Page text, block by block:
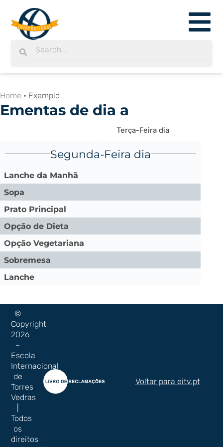
content
Search
Home • Exemplo
Ementas de dia a
Terça-Feira dia
Segunda-Feira dia
Lanche da Manhã
Sopa
Prato Principal
Opção de Dieta
Opção Vegetariana
Sobremesa
Lanche
©
Copyright
2026
–
Escola
Internacional
de
Torres
Vedras
Todos
os
direitos
Voltar para eitv.pt